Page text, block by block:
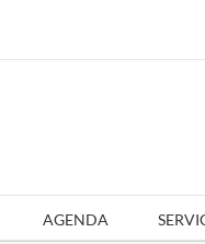
AGENDA